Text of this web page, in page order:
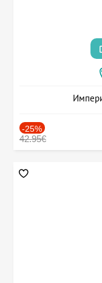
-25%
42.95€